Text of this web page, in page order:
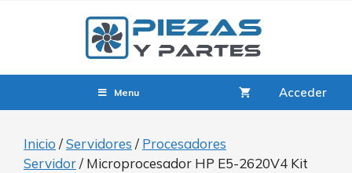
Menu Acceder
Inicio /Servidores / Procesadores
Servidor/ Microprocesador HP E5-2620V4 Kit